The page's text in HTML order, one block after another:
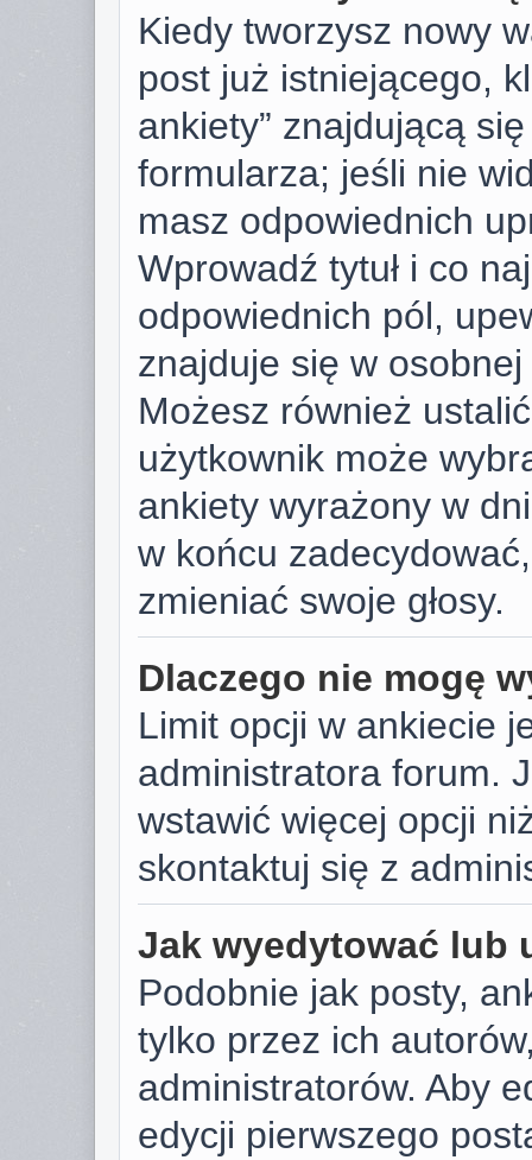
Kiedy tworzysz nowy
post już istniejącego,
ankiety” znajdującą
formularza; jeśli nie
masz odpowiednich
Wprowadź tytuł i co
odpowiednich pól,
znajduje się w
Możesz również
użytkownik może
ankiety wyrażony w
w końcu
zmieniać swoje głosy.
Dlaczego nie mogę
Limit opcji w ankiecie
administratora forum.
wstawić więcej opcji
skontaktuj się z
Jak wyedytować lub
Podobnie jak posty,
tylko przez ich
administratorów. Aby
edycji pierwszego